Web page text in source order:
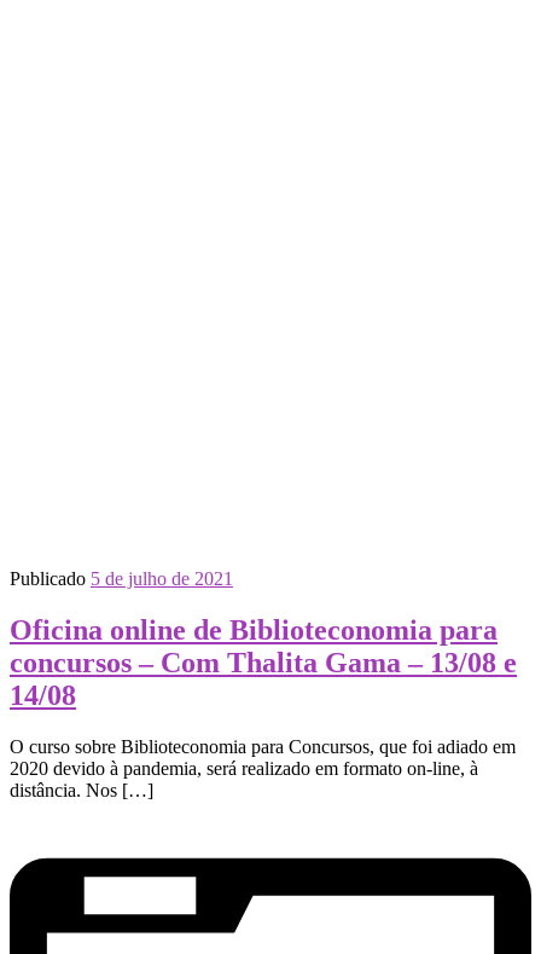
Publicado 5 de julho de 2021
Oficina online de Biblioteconomia para
concursos – Com Thalita Gama – 13/08 e
14/08
O curso sobre Biblioteconomia para Concursos, que foi adiado em
2020 devido à pandemia, será realizado em formato on-line, à
distância. Nos […]